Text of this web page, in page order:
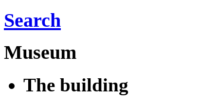
Search
Museum
The building